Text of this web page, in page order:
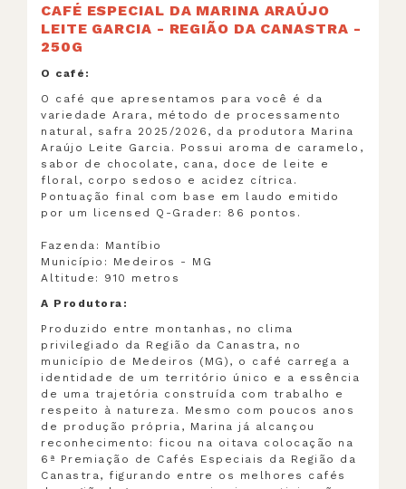
CAFÉ ESPECIAL DA MARINA ARAÚJO
LEITE GARCIA - REGIÃO DA CANASTRA -
250G
O café:
O café que apresentamos para você é da
variedade Arara, método de processamento
natural, safra 2025/2026, da produtora Marina
Araújo Leite Garcia. Possui aroma de caramelo,
sabor de chocolate, cana, doce de leite e
floral, corpo sedoso e acidez cítrica.
Pontuação final com base em laudo emitido
por um licensed Q-Grader: 86 pontos.
Fazenda: Mantíbio
Município: Medeiros - MG
Altitude: 910 metros
A Produtora:
Produzido entre montanhas, no clima
privilegiado da Região da Canastra, no
município de Medeiros (MG), o café carrega a
identidade de um território único e a essência
de uma trajetória construída com trabalho e
respeito à natureza. Mesmo com poucos anos
de produção própria, Marina já alcançou
reconhecimento: ficou na oitava colocação na
6ª Premiação de Cafés Especiais da Região da
Canastra, figurando entre os melhores cafés